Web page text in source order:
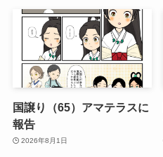
国譲り（65）アマテラスに
報告
2026年8月1日